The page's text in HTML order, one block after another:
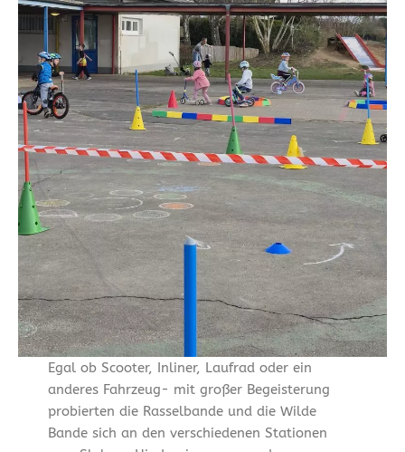
Egal ob Scooter, Inliner, Laufrad oder ein
anderes Fahrzeug- mit großer Begeisterung
probierten die Rasselbande und die Wilde
Bande sich an den verschiedenen Stationen